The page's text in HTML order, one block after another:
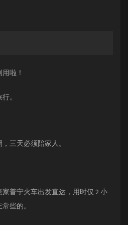
啦！
。
三天必须陪家人。
普宁火车出发直达，用时仅 2 小
些的。